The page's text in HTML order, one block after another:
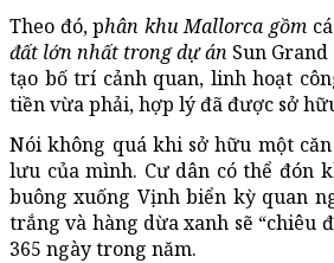
Theo đó, phân khu Mallorca gồm
đất lớn nhất trong dự án Sun
tạo bố trí cảnh quan, linh hoạt
tiền vừa phải, hợp lý đã được sở
Nói không quá khi sở hữu một
lưu của mình. Cư dân có thể đón
buông xuống Vịnh biển kỳ quan
trắng và hàng dừa xanh sẽ “chiêu
365 ngày trong năm.